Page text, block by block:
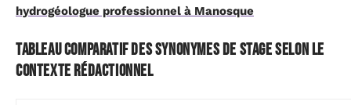
hydrogéologue professionnel à Manosque
Tableau comparatif des synonymes de stage selon le
contexte rédactionnel